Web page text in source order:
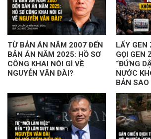
TỪ BẢN ÁN NĂM 2007 ĐẾN
BẢN ÁN NĂM 2025: HỒ SƠ
CÔNG KHAI NÓI GÌ VỀ
NGUYỄN VĂN ĐÀI?
LẤY GEN
GỌI GEN
“ĐỨNG
NƯỚC
BẢN SAO